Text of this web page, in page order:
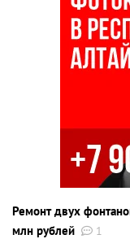
Ремонт двух
млн рублей
1